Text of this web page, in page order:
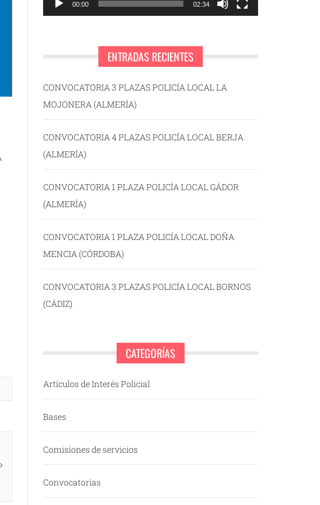
00:00 02:34
ENTRADAS RECIENTES
CONVOCATORIA 3 PLAZAS POLICÍA LOCAL LA
MOJONERA (ALMERÍA)
CONVOCATORIA 4 PLAZAS POLICÍA LOCAL BERJA
(ALMERÍA)
CONVOCATORIA 1 PLAZA POLICÍA LOCAL GÁDOR
(ALMERÍA)
CONVOCATORIA 1 PLAZA POLICÍA LOCAL DOÑA
MENCIA (CÓRDOBA)
CONVOCATORIA 3 PLAZAS POLICÍA LOCAL BORNOS
(CÁDIZ)
CATEGORÍAS
Artículos de Interés Policial
Bases
Comisiones de servicios
Convocatorias